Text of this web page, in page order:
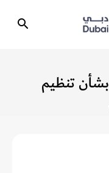
قانون رقم (6) لسنة 2017 بشأن تنظيم